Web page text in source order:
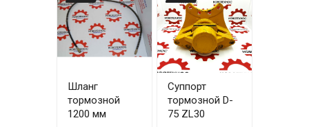
Шланг
тормозной
1200 мм
Суппорт
тормозной D-
75 ZL30